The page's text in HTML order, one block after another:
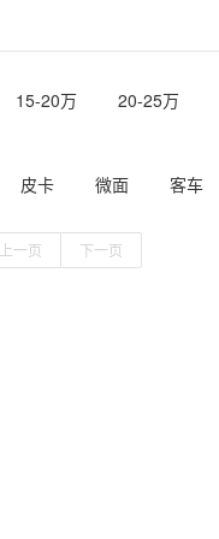
15-20万 20-25万
皮卡 微面 客车
上一页 下一页